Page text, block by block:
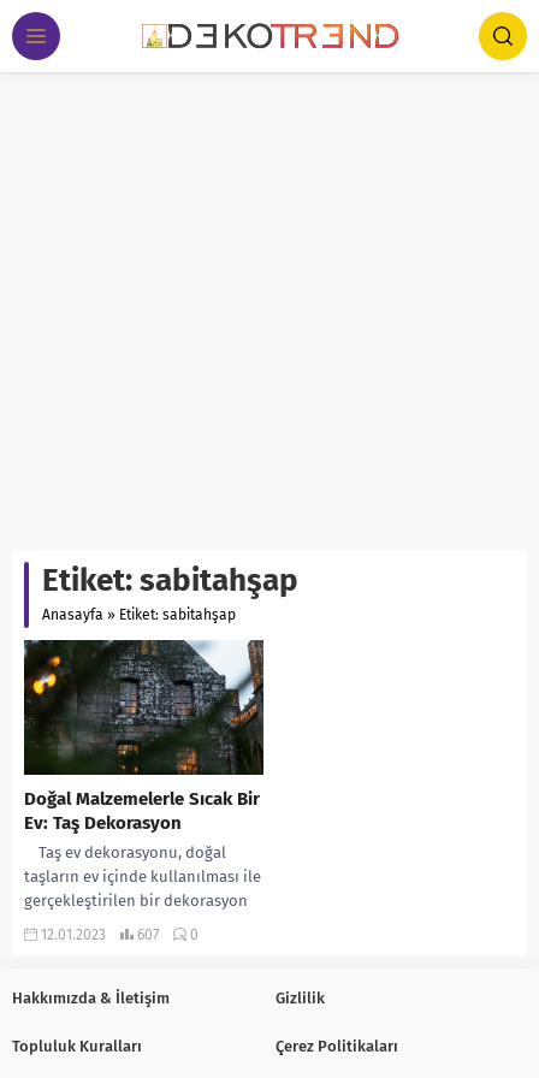
Etiket:sabitahşap
Anasayfa » Etiket: sabitahşap
Doğal Malzemelerle Sıcak Bir
Ev: Taş Dekorasyon
Taş ev dekorasyonu, doğal
taşların ev içinde kullanılması ile
gerçekleştirilen bir dekorasyon
stili. Bu stil, doğal taşların
12.01.2023 607 0
Hakkımızda & İletişim Gizlilik
Topluluk Kuralları Çerez Politikaları